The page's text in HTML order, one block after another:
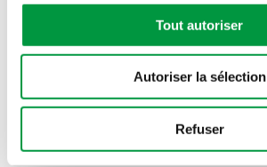
Tout autoriser
Autoriser la sélection
Refuser
Acte n°162